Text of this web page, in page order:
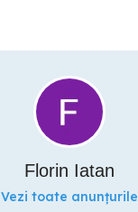
Florin Iatan
Vezi toate anunțurile